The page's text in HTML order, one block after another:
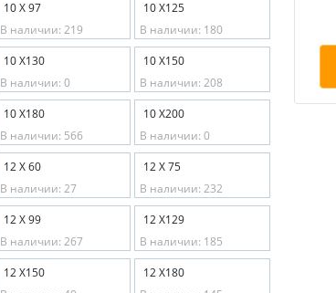
10 Х 97
В наличии: 219
10 Х125
В наличии: 180
10 Х130
В наличии: 0
10 Х150
В наличии: 208
10 Х180
В наличии: 566
10 Х200
В наличии: 0
12 Х 60
В наличии: 27
12 Х 75
В наличии: 232
12 Х 99
В наличии: 267
12 Х129
В наличии: 185
12 Х150
12 Х180